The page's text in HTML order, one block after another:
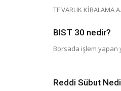
TF VARLIK KİRALAMA
BIST 30 nedir?
Borsada işlem yapan
Reddi Sübut